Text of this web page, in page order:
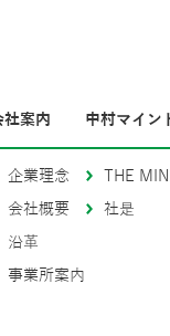
社案内
企業理念
会社概要
沿革
事業所案内
中村マイン
THE
社是